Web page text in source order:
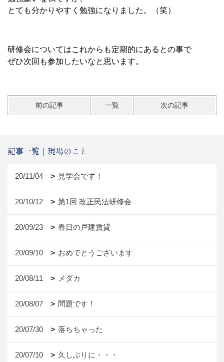
とても分かりやすく勉強になりました。（笑）
研修会についてはこれからも定期的にあるとの事で
ぜひ次回も参加したいなと思います。
前の記事 一覧 次の記事
記事一覧｜現場のこと
20/11/04 見学会です！
20/10/12 第1回 改正民法研修会
20/09/23 春日の戸建賃貸
20/09/10 おめでとうございます
20/08/11 メダカ
20/08/07 問題です！
20/07/30 落ちちゃった
20/07/10 久しぶりに・・・